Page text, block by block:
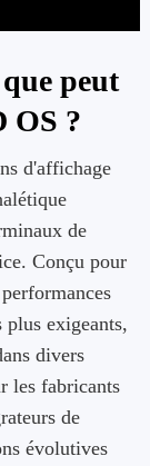
peut
OS ?
d'affichage
de
Conçu pour
plus exigeants,
divers
les fabricants
de
évolutives